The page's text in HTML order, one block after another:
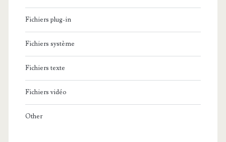
Fichiers plug-in
Fichiers système
Fichiers texte
Fichiers vidéo
Other